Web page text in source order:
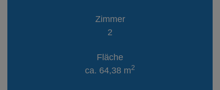
Zimmer
2
Fläche
ca. 64,38 m2